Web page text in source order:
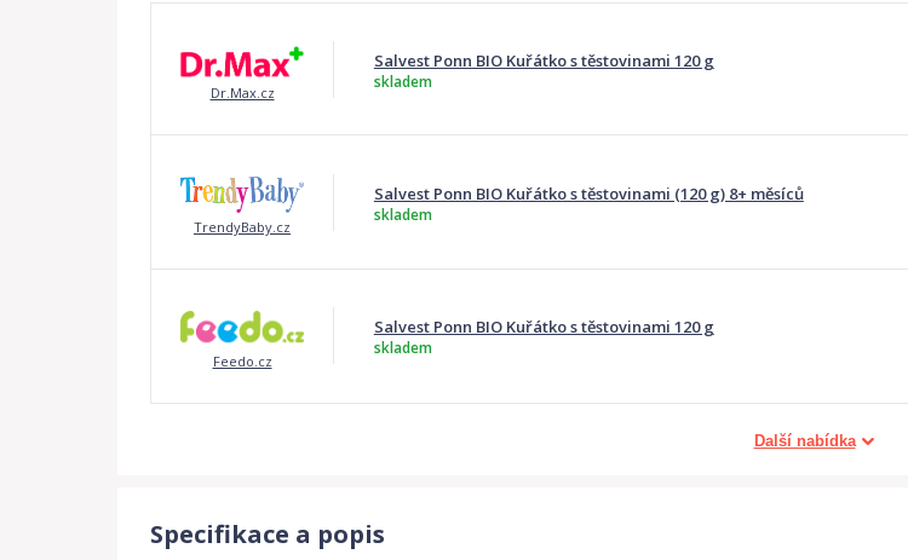
Dr.Max.cz
Salvest Ponn BIO Kuřátko s těstovinami 120 g
skladem
TrendyBaby.cz
Salvest Ponn BIO Kuřátko s těstovinami (120 g) 8+ měsíců
skladem
Feedo.cz
Salvest Ponn BIO Kuřátko s těstovinami 120 g
skladem
Další nabídka
Specifikace a popis